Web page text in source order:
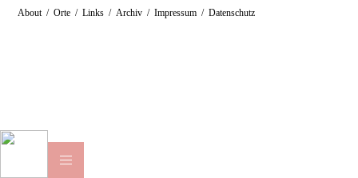
About / Orte / Links / Archiv / Impressum / Datenschutz